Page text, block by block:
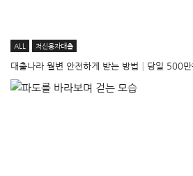
ALL 저신용자대출
대출나라 월변 안전하게 받는 방법│당일 500만